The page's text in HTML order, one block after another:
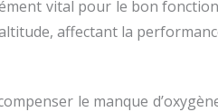
vital pour le bon
affectant la
le manque